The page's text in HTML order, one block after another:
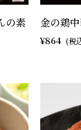
の素
金の鶏
864